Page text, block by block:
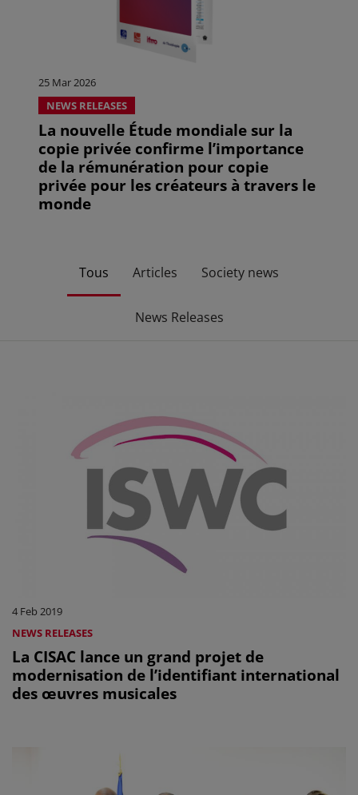
25 Mar 2026
NEWS RELEASES
La nouvelle Étude mondiale sur la
copie privée confirme l’importance
de la rémunération pour copie
privée pour les créateurs à travers le
monde
Tous Articles Society news
News Releases
4 Feb 2019
NEWS RELEASES
La CISAC lance un grand projet de
modernisation de l’identifiant international
des œuvres musicales